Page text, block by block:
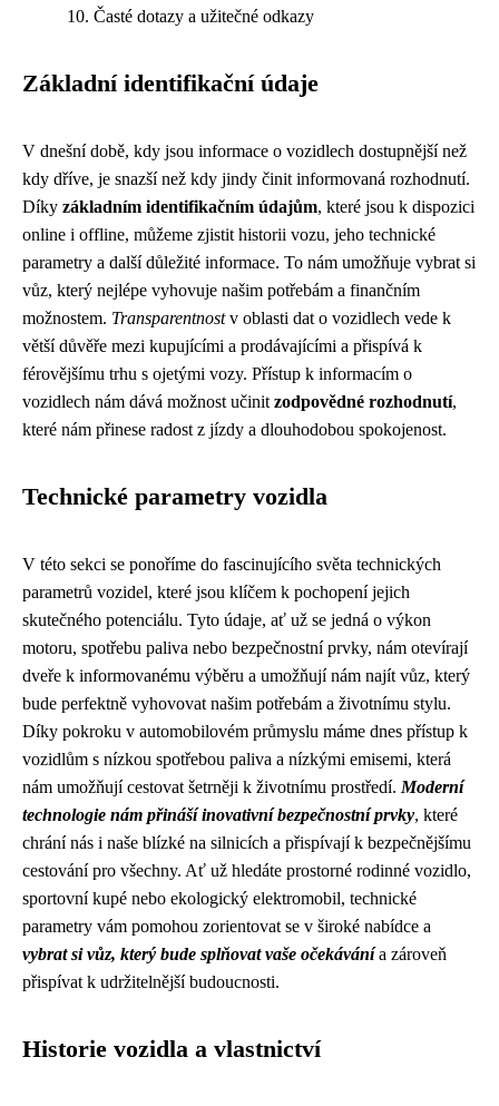
Časté dotazy a užitečné odkazy
Základní identifikační údaje
V dnešní době, kdy jsou informace o vozidlech dostupnější než
kdy dříve, je snazší než kdy jindy činit informovaná rozhodnutí.
Díky základním identifikačním údajům, které jsou k dispozici
online i offline, můžeme zjistit historii vozu, jeho technické
parametry a další důležité informace. To nám umožňuje vybrat si
vůz, který nejlépe vyhovuje našim potřebám a finančním
možnostem. Transparentnostv oblasti dat o vozidlech vede k
větší důvěře mezi kupujícími a prodávajícími a přispívá k
férovějšímu trhu s ojetými vozy. Přístup k informacím o
vozidlech nám dává možnost učinit zodpovědné rozhodnutí,
které nám přinese radost z jízdy a dlouhodobou spokojenost.
Technické parametry vozidla
V této sekci se ponoříme do fascinujícího světa technických
parametrů vozidel, které jsou klíčem k pochopení jejich
skutečného potenciálu. Tyto údaje, ať už se jedná o výkon
motoru, spotřebu paliva nebo bezpečnostní prvky, nám otevírají
dveře k informovanému výběru a umožňují nám najít vůz, který
bude perfektně vyhovovat našim potřebám a životnímu stylu.
Díky pokroku v automobilovém průmyslu máme dnes přístup k
vozidlům s nízkou spotřebou paliva a nízkými emisemi, která
nám umožňují cestovat šetrněji k životnímu prostředí. Moderní
technologie nám přináší inovativní bezpečnostní prvky, které
chrání nás i naše blízké na silnicích a přispívají k bezpečnějšímu
cestování pro všechny. Ať už hledáte prostorné rodinné vozidlo,
sportovní kupé nebo ekologický elektromobil, technické
parametry vám pomohou zorientovat se v široké nabídce a
vybrat si vůz, který bude splňovat vaše očekávánía zároveň
přispívat k udržitelnější budoucnosti.
Historie vozidla a vlastnictví